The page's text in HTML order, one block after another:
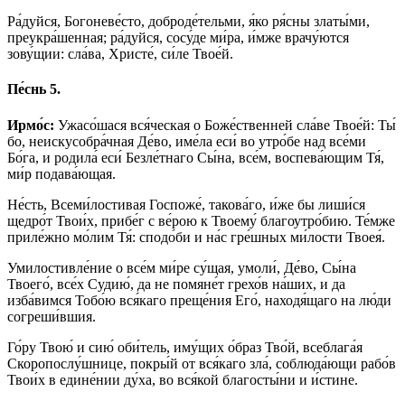
Ра́дуйся, Богоневе́сто, доброде́тельми, я́ко ря́сны златы́ми,
преукра́шенная; ра́дуйся, сосу́де ми́ра, и́мже врачу́ются
зову́щии: сла́ва, Христе́, си́ле Твое́й.
Пе́снь 5.
Ирмо́с: Ужасо́шася вся́ческая о Боже́ственней сла́ве Твое́й: Ты́
бо, неискусобра́чная Де́во, име́ла еси́ во утро́бе над все́ми
Бо́га, и родила́ еси́ Безле́тнаго Сы́на, все́м, воспева́ющим Тя́,
ми́р подава́ющая.
Не́сть, Всеми́лостивая Госпоже́, такова́го, и́же бы лиши́ся
щедро́т Твои́х, прибе́г с ве́рою к Твоему́ благоутро́бию. Те́мже
приле́жно мо́лим Тя́: сподо́би и на́с гре́шных ми́лости Твоея́.
Умилостивле́ние о все́м ми́ре су́щая, умоли́, Де́во, Сы́на
Твоего́, все́х Судию́, да не помяне́т грехо́в на́ших, и да
изба́вимся Тобо́ю вся́каго преще́ния Его́, находя́щаго на лю́ди
согреши́вшия.
Го́ру Твою́ и сию́ оби́тель, иму́щих о́браз Тво́й, всеблага́я
Скоропослу́шнице, покры́й от вся́каго зла́, соблюда́ющи рабо́в
Твои́х в едине́нии ду́ха, во вся́кой благосты́ни и и́стине.